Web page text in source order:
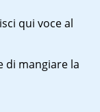
qui voce al
di mangiare la